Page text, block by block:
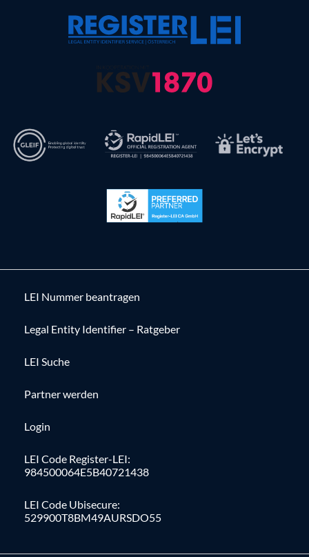
LEI Nummer beantragen
Legal Entity Identifier – Ratgeber
LEI Suche
Partner werden
Login
LEI Code Register-LEI:
984500064E5B40721438
LEI Code Ubisecure:
529900T8BM49AURSDO55